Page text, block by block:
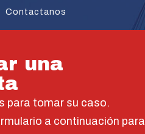
Contactanos
una
para tomar su caso.
a continuación para